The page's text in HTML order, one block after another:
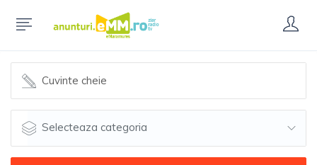
Selecteaza categoria